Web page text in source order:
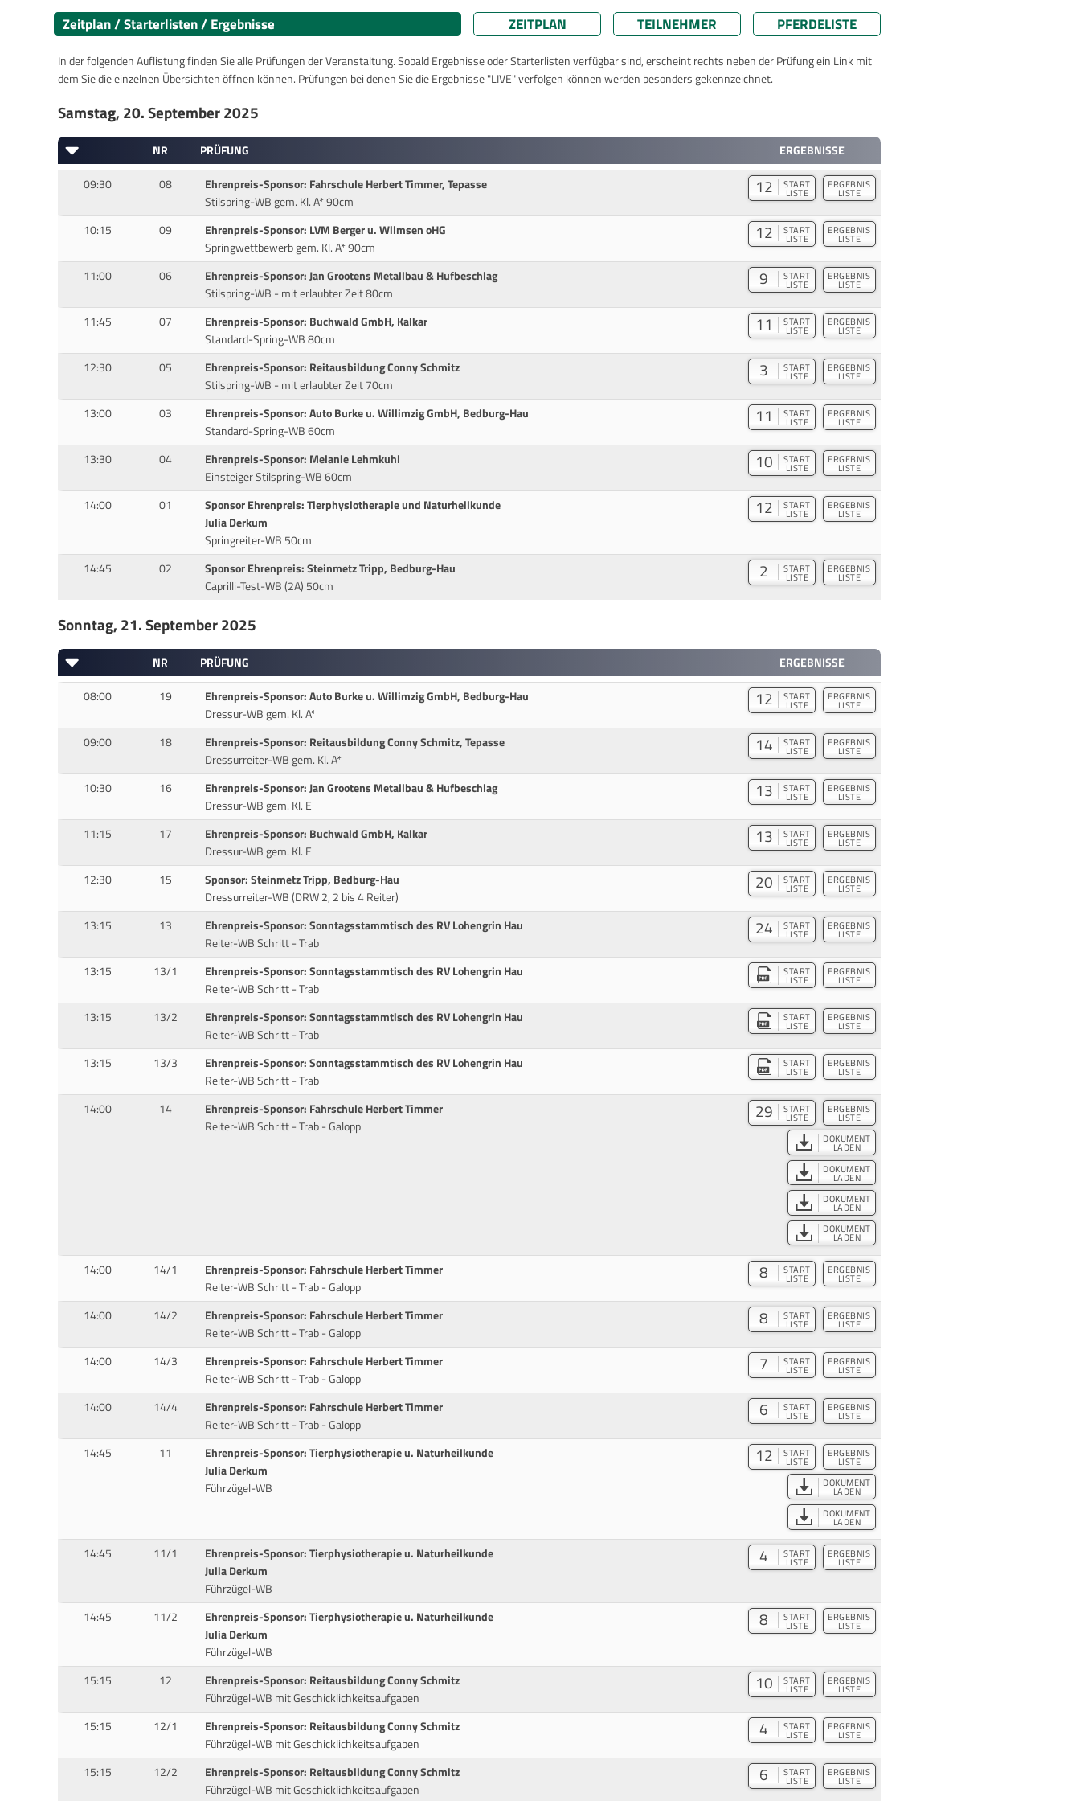
Zeitplan / Starterlisten / Ergebnisse ZEITPLAN TEILNEHMER PFERDELISTE
In der folgenden Auflistung finden Sie alle Prüfungen der Veranstaltung. Sobald Ergebnisse oder Starterlisten verfügbar sind, erscheint rechts neben der Prüfung ein Link mit
dem Sie die einzelnen Übersichten öffnen können. Prüfungen bei denen Sie die Ergebnisse "LIVE" verfolgen können werden besonders gekennzeichnet.
Samstag, 20. September 2025
NR PRÜFUNG
ERGEBNISSE
09:30
08
Ehrenpreis-Sponsor: Fahrschule Herbert Timmer, Tepasse
Stilspring-WB gem. Kl. A* 90cm
12 START
LISTE
ERGEBNIS
LISTE
10:15 09
Ehrenpreis-Sponsor: LVM Berger u. Wilmsen oHG
Springwettbewerb gem. Kl. A* 90cm
12 START
LISTE
ERGEBNIS
LISTE
11:00 06
Ehrenpreis-Sponsor: Jan Grootens Metallbau & Hufbeschlag
Stilspring-WB - mit erlaubter Zeit 80cm
9 START
LISTE
ERGEBNIS
LISTE
11:45 07
Ehrenpreis-Sponsor: Buchwald GmbH, Kalkar
Standard-Spring-WB 80cm
11 START
LISTE
ERGEBNIS
LISTE
12:30 05
Ehrenpreis-Sponsor: Reitausbildung Conny Schmitz
Stilspring-WB - mit erlaubter Zeit 70cm
3 START
LISTE
ERGEBNIS
LISTE
13:00 03
Ehrenpreis-Sponsor: Auto Burke u. Willimzig GmbH, Bedburg-Hau
Standard-Spring-WB 60cm
11 START
LISTE
ERGEBNIS
LISTE
13:30 04
Ehrenpreis-Sponsor: Melanie Lehmkuhl
Einsteiger Stilspring-WB 60cm
10 START
LISTE
ERGEBNIS
LISTE
14:00 01
Sponsor Ehrenpreis: Tierphysiotherapie und Naturheilkunde
Julia Derkum
Springreiter-WB 50cm
12 START
LISTE
ERGEBNIS
LISTE
14:45 02
Sponsor Ehrenpreis: Steinmetz Tripp, Bedburg-Hau
Caprilli-Test-WB (2A) 50cm
2 START
LISTE
ERGEBNIS
LISTE
Sonntag, 21. September 2025
NR PRÜFUNG
ERGEBNISSE
08:00
19
Ehrenpreis-Sponsor: Auto Burke u. Willimzig GmbH, Bedburg-Hau
Dressur-WB gem. Kl. A*
12 START
LISTE
ERGEBNIS
LISTE
09:00 18
Ehrenpreis-Sponsor: Reitausbildung Conny Schmitz, Tepasse
Dressurreiter-WB gem. Kl. A*
14 START
LISTE
ERGEBNIS
LISTE
10:30 16
Ehrenpreis-Sponsor: Jan Grootens Metallbau & Hufbeschlag
Dressur-WB gem. Kl. E
13 START
LISTE
ERGEBNIS
LISTE
11:15 17
Ehrenpreis-Sponsor: Buchwald GmbH, Kalkar
Dressur-WB gem. Kl. E
13 START
LISTE
ERGEBNIS
LISTE
12:30 15
Sponsor: Steinmetz Tripp, Bedburg-Hau
Dressurreiter-WB (DRW 2, 2 bis 4 Reiter)
20 START
LISTE
ERGEBNIS
LISTE
13:15 13
Ehrenpreis-Sponsor: Sonntagsstammtisch des RV Lohengrin Hau
Reiter-WB Schritt - Trab
24 START
LISTE
ERGEBNIS
LISTE
13:15 13/1
Ehrenpreis-Sponsor: Sonntagsstammtisch des RV Lohengrin Hau
Reiter-WB Schritt - Trab
START
LISTE
ERGEBNIS
LISTE
13:15 13/2
Ehrenpreis-Sponsor: Sonntagsstammtisch des RV Lohengrin Hau
Reiter-WB Schritt - Trab
START
LISTE
ERGEBNIS
LISTE
13:15 13/3
Ehrenpreis-Sponsor: Sonntagsstammtisch des RV Lohengrin Hau
Reiter-WB Schritt - Trab
START
LISTE
ERGEBNIS
LISTE
14:00 14
Ehrenpreis-Sponsor: Fahrschule Herbert Timmer
Reiter-WB Schritt - Trab - Galopp
29 START
LISTE
ERGEBNIS
LISTE
DOKUMENT
LADEN
DOKUMENT
LADEN
DOKUMENT
LADEN
DOKUMENT
LADEN
14:00 14/1
Ehrenpreis-Sponsor: Fahrschule Herbert Timmer
Reiter-WB Schritt - Trab - Galopp
8 START
LISTE
ERGEBNIS
LISTE
14:00 14/2
Ehrenpreis-Sponsor: Fahrschule Herbert Timmer
Reiter-WB Schritt - Trab - Galopp
8 START
LISTE
ERGEBNIS
LISTE
14:00 14/3
Ehrenpreis-Sponsor: Fahrschule Herbert Timmer
Reiter-WB Schritt - Trab - Galopp
7 START
LISTE
ERGEBNIS
LISTE
14:00 14/4
Ehrenpreis-Sponsor: Fahrschule Herbert Timmer
Reiter-WB Schritt - Trab - Galopp
6 START
LISTE
ERGEBNIS
LISTE
14:45 11
Ehrenpreis-Sponsor: Tierphysiotherapie u. Naturheilkunde
Julia Derkum
Führzügel-WB
12 START
LISTE
ERGEBNIS
LISTE
DOKUMENT
LADEN
DOKUMENT
LADEN
14:45 11/1
Ehrenpreis-Sponsor: Tierphysiotherapie u. Naturheilkunde
Julia Derkum
Führzügel-WB
4 START
LISTE
ERGEBNIS
LISTE
14:45 11/2
Ehrenpreis-Sponsor: Tierphysiotherapie u. Naturheilkunde
Julia Derkum
Führzügel-WB
8 START
LISTE
ERGEBNIS
LISTE
15:15 12
Ehrenpreis-Sponsor: Reitausbildung Conny Schmitz
Führzügel-WB mit Geschicklichkeitsaufgaben
10 START
LISTE
ERGEBNIS
LISTE
15:15 12/1
Ehrenpreis-Sponsor: Reitausbildung Conny Schmitz
Führzügel-WB mit Geschicklichkeitsaufgaben
4 START
LISTE
ERGEBNIS
LISTE
15:15 12/2
Ehrenpreis-Sponsor: Reitausbildung Conny Schmitz
Führzügel-WB mit Geschicklichkeitsaufgaben
6 START
LISTE
ERGEBNIS
LISTE